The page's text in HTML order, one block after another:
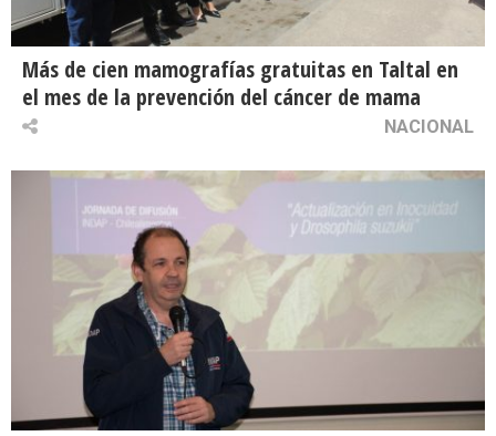
Más de cien mamografías gratuitas en Taltal en
el mes de la prevención del cáncer de mama
NACIONAL